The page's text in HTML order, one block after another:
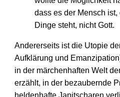
dass es der Mensch
Dinge steht, nicht Gott.
Andererseits ist die Utopie
Aufklärung und
in der märchenhaften Welt
erzählt, in der bezaubernde
heldenhafte Janitscharen